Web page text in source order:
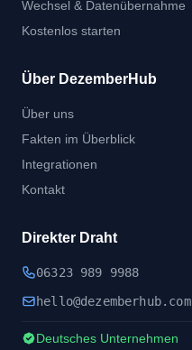
Wechsel & Datenübernahme
Kostenlos starten
Über DezemberHub
Über uns
Fakten im Überblick
Integrationen
Kontakt
Direkter Draht
06323 989 9988
hello@dezemberhub. com
Deutsches Unternehmen